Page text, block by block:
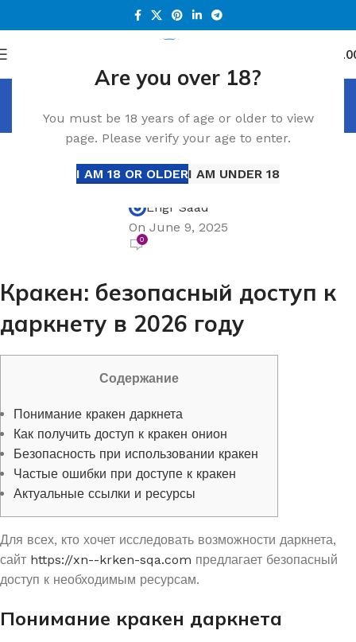
Are you over 18?
You must be 18 years of age or older to view
page. Please verify your age to enter.
I AM 18 OR OLDERI AM UNDER 18
Blog
Home Blog
BLOG
Кракен: безопасный доступ к даркнету в
2026 году
Engr Saad
On June 9, 2025
0
Кракен: безопасный доступ к
даркнету в 2026 году
Содержание
Понимание кракен даркнета
Как получить доступ к кракен онион
Безопасность при использовании кракен
Частые ошибки при доступе к кракен
Актуальные ссылки и ресурсы
Для всех, кто хочет исследовать возможности даркнета,
сайт https://xn--krken-sqa.com предлагает безопасный
доступ к необходимым ресурсам.
Понимание кракен даркнета